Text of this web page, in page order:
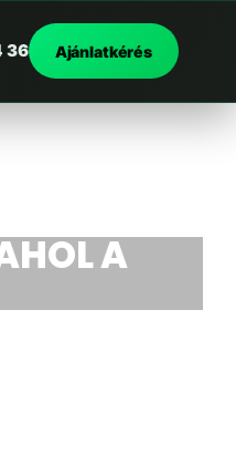
36 Ajánlatkérés
A